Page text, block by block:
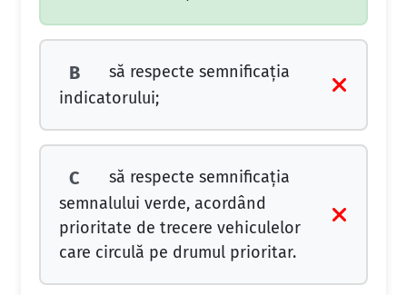
B
să respecte semnificaţia
indicatorului;
C
să respecte semnificaţia
semnalului verde, acordând
prioritate de trecere vehiculelor
care circulă pe drumul prioritar.